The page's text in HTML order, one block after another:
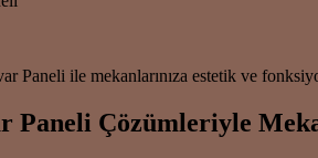
Paneli ile mekanlarınıza estetik ve
Paneli Çözümleriyle